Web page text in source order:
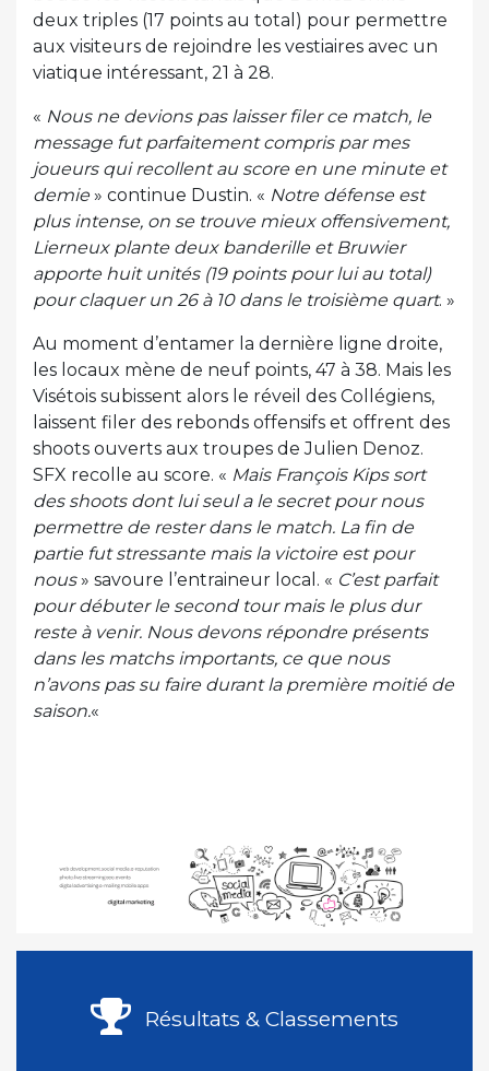
deux triples (17 points au total) pour permettre
aux visiteurs de rejoindre les vestiaires avec un
viatique intéressant, 21 à 28.
« Nous ne devions pas laisser filer ce match, le
message fut parfaitement compris par mes
joueurs qui recollent au score en une minute et
demie» continue Dustin. « Notre défense est
plus intense, on se trouve mieux offensivement,
Lierneux plante deux banderille et Bruwier
apporte huit unités (19 points pour lui au total)
pour claquer un 26 à 10 dans le troisième quart. »
Au moment d’entamer la dernière ligne droite,
les locaux mène de neuf points, 47 à 38. Mais les
Visétois subissent alors le réveil des Collégiens,
laissent filer des rebonds offensifs et offrent des
shoots ouverts aux troupes de Julien Denoz.
SFX recolle au score. « Mais François Kips sort
des shoots dont lui seul a le secret pour nous
permettre de rester dans le match. La fin de
partie fut stressante mais la victoire est pour
nous» savoure l’entraineur local. « C’est parfait
pour débuter le second tour mais le plus dur
reste à venir. Nous devons répondre présents
dans les matchs importants, ce que nous
n’avons pas su faire durant la première moitié de
saison.«
Résultats & Classements